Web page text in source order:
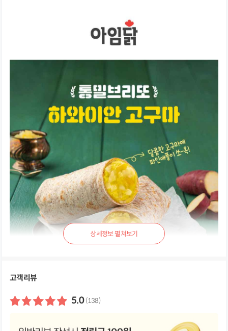
상
세
고객리뷰
5.0 (138)